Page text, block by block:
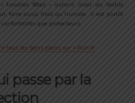
troubles fêtes » autant avoir du textile
faire aussi froid qu’humide, il est plutôt
que protecteurs.
passe par la